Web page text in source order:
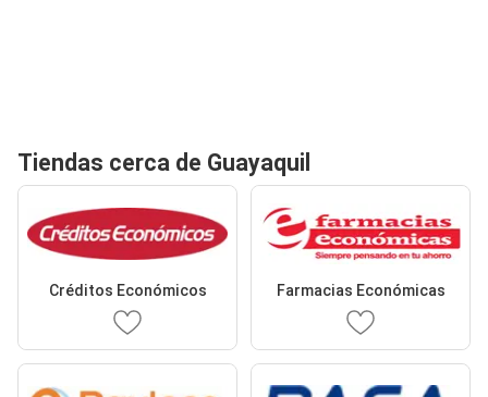
Tiendas cerca de Guayaquil
Créditos Económicos Farmacias Económicas